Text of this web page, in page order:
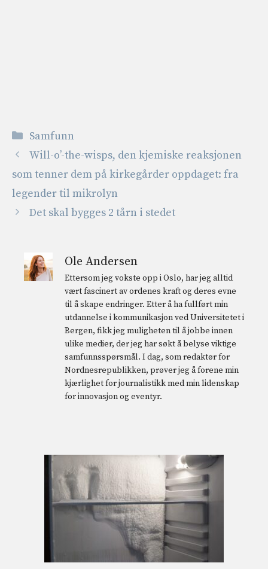
Kategorier
Samfunn
Will-o’-the-wisps, den kjemiske reaksjonen
som tenner dem på kirkegårder oppdaget: fra
legender til mikrolyn
Det skal bygges 2 tårn i stedet
Ole Andersen
Ettersom jeg vokste opp i Oslo, har jeg alltid
vært fascinert av ordenes kraft og deres evne
til å skape endringer. Etter å ha fullført min
utdannelse i kommunikasjon ved Universitetet i
Bergen, fikk jeg muligheten til å jobbe innen
ulike medier, der jeg har søkt å belyse viktige
samfunnsspørsmål. I dag, som redaktør for
Nordnesrepublikken, prøver jeg å forene min
kjærlighet for journalistikk med min lidenskap
for innovasjon og eventyr.